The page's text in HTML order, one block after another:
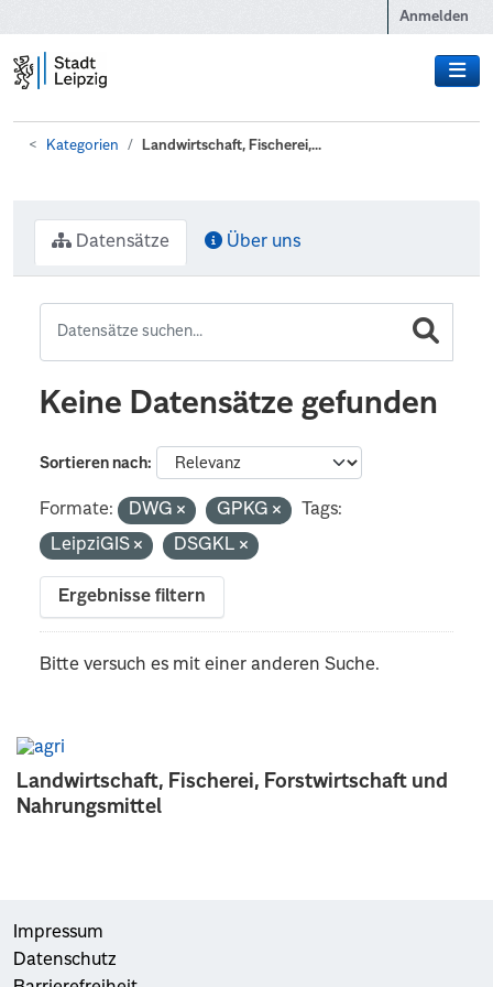
Anmelden
Kategorien Landwirtschaft, Fischerei,...
Landwirtschaft, Fischerei, Forstwirtschaft und
Nahrungsmittel
Datensätze Über uns
Keine Datensätze gefunden
Sortieren nach
Formate: DWG GPKG
Tags:
LeipziGIS
DSGKL
Ergebnisse filtern
Bitte versuch es mit einer anderen Suche.
Impressum
Datenschutz